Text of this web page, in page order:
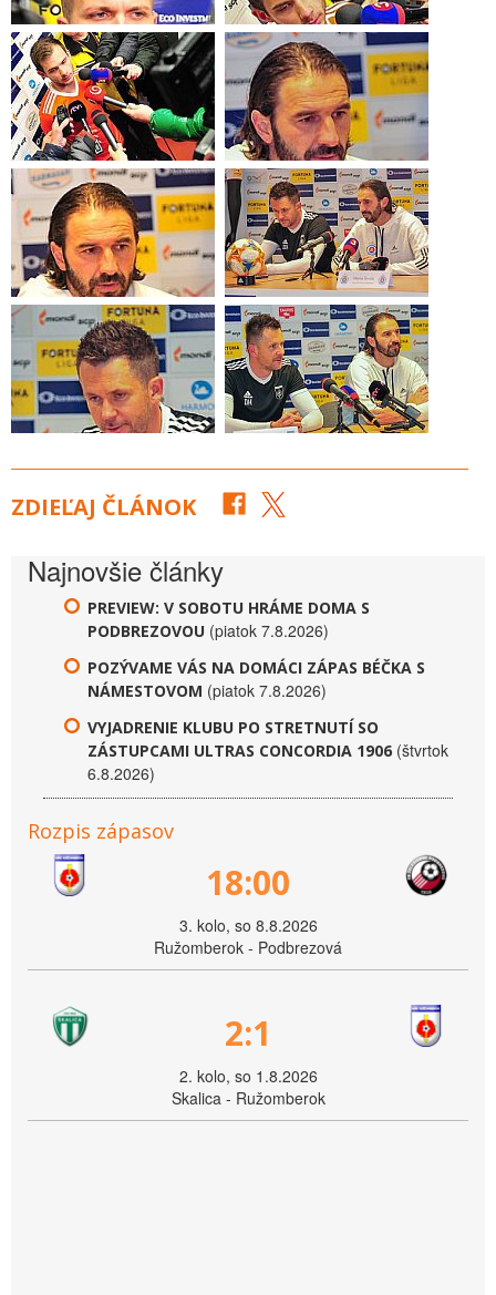
ZDIEĽAJ ČLÁNOK
Najnovšie články
PREVIEW: V SOBOTU HRÁME DOMA S
PODBREZOVOU (piatok 7.8.2026)
POZÝVAME VÁS NA DOMÁCI ZÁPAS BÉČKA S
NÁMESTOVOM (piatok 7.8.2026)
VYJADRENIE KLUBU PO STRETNUTÍ SO
ZÁSTUPCAMI ULTRAS CONCORDIA 1906 (štvrtok
6.8.2026)
Rozpis zápasov
18:00
3. kolo, so 8.8.2026
Ružomberok - Podbrezová
2:1
2. kolo, so 1.8.2026
Skalica - Ružomberok